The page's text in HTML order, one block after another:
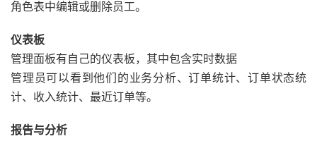
角色表中编辑或删除员工。
仪表板
管理面板有自己的仪表板，其中包含实时数据
管理员可以看到他们的业务分析、订单统计、订单状态统
计、收入统计、最近订单等。
报告与分析